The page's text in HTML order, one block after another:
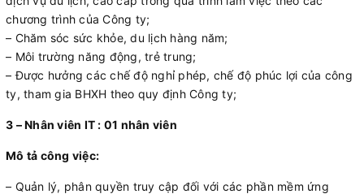
chương trình của Công ty;
– Chăm sóc sức khỏe, du lịch hàng năm;
– Môi trường năng động, trẻ trung;
– Được hưởng các chế độ nghỉ phép, chế độ phúc lợi của công
ty, tham gia BHXH theo quy định Công ty;
3 – Nhân viên IT : 01 nhân viên
Mô tả công việc:
– Quản lý, phân quyền truy cập đối với các phần mềm ứng